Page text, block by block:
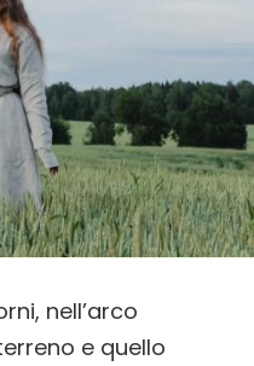
nell’arco
e quello